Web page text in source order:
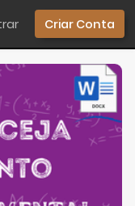
Criar Conta